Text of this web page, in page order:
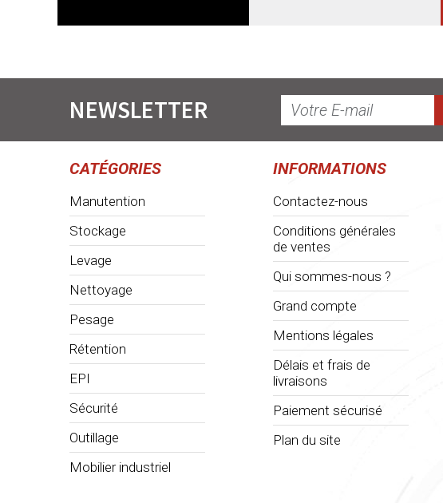
NEWSLETTER
CATÉGORIES
Manutention
Stockage
Levage
Nettoyage
Pesage
Rétention
EPI
Sécurité
Outillage
Mobilier industriel
INFORMATIONS
Contactez-nous
Conditions générales
de ventes
Qui sommes-nous ?
Grand compte
Mentions légales
Délais et frais de
livraisons
Paiement sécurisé
Plan du site